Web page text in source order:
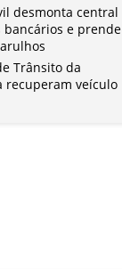
desmonta central
bancários e prende
Trânsito da
recuperam veículo